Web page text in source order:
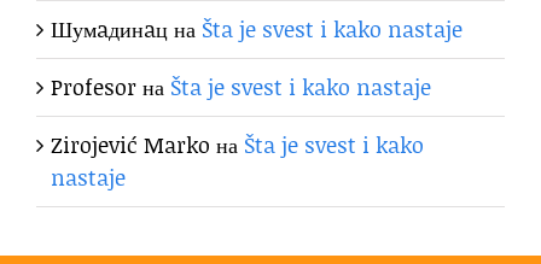
Шумaдинaцна Šta je svest i kako nastaje
Profesorна Šta je svest i kako nastaje
Zirojević Marko на Šta je svest i kako
nastaje